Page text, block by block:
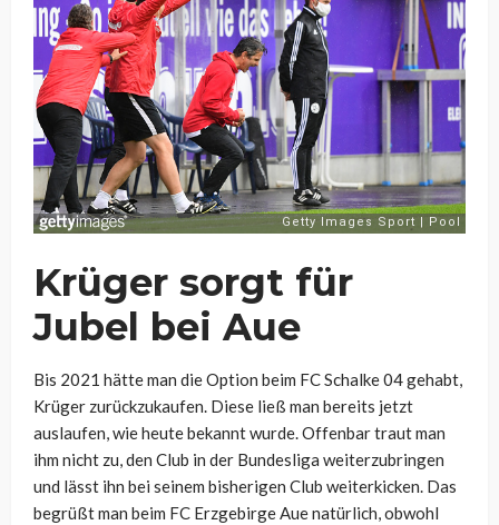
Krüger sorgt für
Jubel bei Aue
Bis 2021 hätte man die Option beim FC Schalke 04 gehabt,
Krüger zurückzukaufen. Diese ließ man bereits jetzt
auslaufen, wie heute bekannt wurde. Offenbar traut man
ihm nicht zu, den Club in der Bundesliga weiterzubringen
und lässt ihn bei seinem bisherigen Club weiterkicken. Das
begrüßt man beim FC Erzgebirge Aue natürlich, obwohl